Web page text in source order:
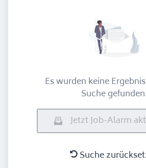
Es wurden keine
Suche gefunden.
Jetzt Job-Alarm
Suche